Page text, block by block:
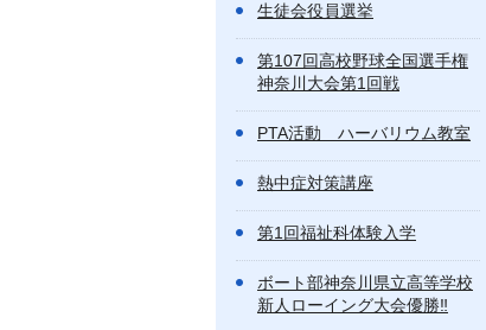
生徒会役員選挙
第107回高校野球全国選手権
神奈川大会第1回戦
PTA活動 ハーバリウム教室
熱中症対策講座
第1回福祉科体験入学
ボート部神奈川県立高等学校
新人ローイング大会優勝‼